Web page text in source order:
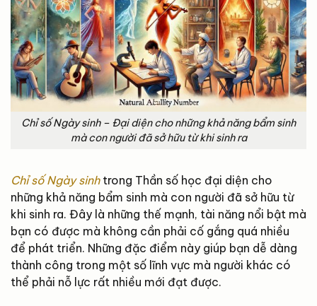
Chỉ số Ngày sinh – Đại diện cho những khả năng bẩm sinh
mà con người đã sở hữu từ khi sinh ra
Chỉ số Ngày sinhtrong Thần số học đại diện cho
những khả năng bẩm sinh mà con người đã sở hữu từ
khi sinh ra. Đây là những thế mạnh, tài năng nổi bật mà
bạn có được mà không cần phải cố gắng quá nhiều
để phát triển. Những đặc điểm này giúp bạn dễ dàng
thành công trong một số lĩnh vực mà người khác có
thể phải nỗ lực rất nhiều mới đạt được.